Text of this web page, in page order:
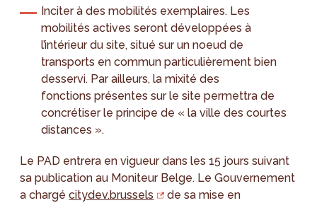
Inciter à des mobilités exemplaires. Les
mobilités actives seront développées à
l’intérieur du site, situé sur un noeud de
transports en commun particulièrement bien
desservi. Par ailleurs, la mixité des
fonctions présentes sur le site permettra de
concrétiser le principe de « la ville des courtes
distances ».
Le PAD entrera en vigueur dans les 15 jours suivant
sa publication au Moniteur Belge. Le Gouvernement
a chargécitydev.brussels
de sa mise en